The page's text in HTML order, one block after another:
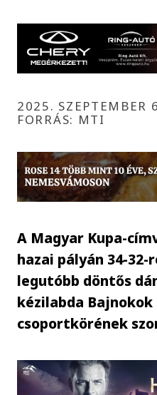
2025.
FORRÁS: MTI
A Magyar Kupa-
hazai pályán 34-
legutóbb döntős
kézilabda
csoportkörének